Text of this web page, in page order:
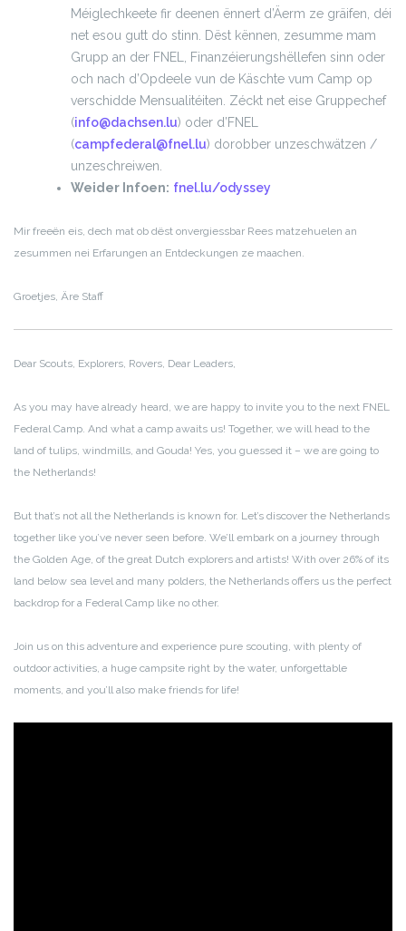
Méiglechkeete fir deenen ënnert d’Äerm ze gräifen, déi
net esou gutt do stinn. Dëst kënnen, zesumme mam
Grupp an der FNEL, Finanzéierungshëllefen sinn oder
och nach d’Opdeele vun de Käschte vum Camp op
verschidde Mensualitéiten. Zéckt net eise Gruppechef
(info@dachsen.lu) oder d’FNEL
(campfederal@fnel.lu) dorobber unzeschwätzen /
unzeschreiwen.
Weider Infoen: fnel.lu/odyssey
Mir freeën eis, dech mat ob dëst onvergiessbar Rees matzehuelen an
zesummen nei Erfarungen an Entdeckungen ze maachen.
Groetjes, Äre Staff
Dear Scouts, Explorers, Rovers, Dear Leaders,
As you may have already heard, we are happy to invite you to the next FNEL
Federal Camp. And what a camp awaits us! Together, we will head to the
land of tulips, windmills, and Gouda! Yes, you guessed it – we are going to
the Netherlands!
But that’s not all the Netherlands is known for. Let’s discover the Netherlands
together like you’ve never seen before. We’ll embark on a journey through
the Golden Age, of the great Dutch explorers and artists! With over 26% of its
land below sea level and many polders, the Netherlands offers us the perfect
backdrop for a Federal Camp like no other.
Join us on this adventure and experience pure scouting, with plenty of
outdoor activities, a huge campsite right by the water, unforgettable
moments, and you’ll also make friends for life!